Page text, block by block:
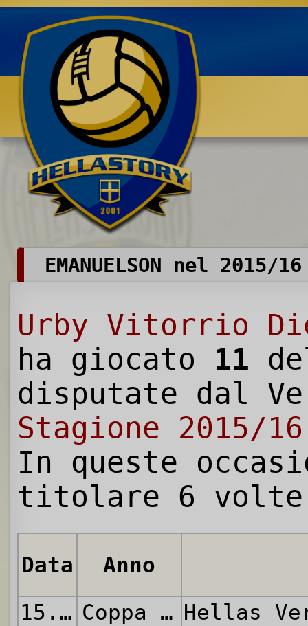
Benvenuti su HELLASTORY.net
EMANUELSON nel 2015/16
Urby Vitorrio
ha giocato 11
disputate dal
Stagione 2015/16
In queste
titolare 6
Data
Anno
15.08.2015
Coppa Italia Hellas